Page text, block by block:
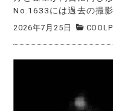
No.1633には過去の撮
2026年7月25日